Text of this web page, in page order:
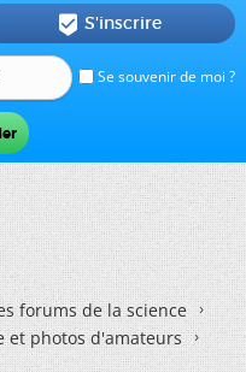
Se souvenir de moi ?
 S'inscrire
forums de la science
et photos d'amateurs